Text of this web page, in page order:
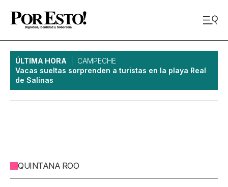
ÚLTIMA HORA
CAMPECHE
Vacas sueltas sorprenden a turistas en la playa Real
de Salinas
QUINTANA ROO